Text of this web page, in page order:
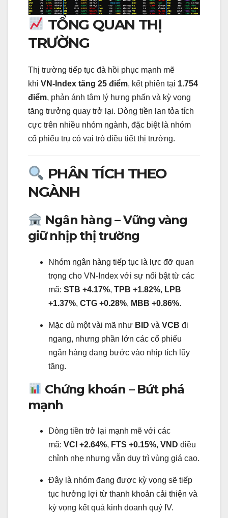
TỔNG QUAN THỊ
TRƯỜNG
Thị trường tiếp tục đà hồi phục mạnh mẽ
khi VN-Index tăng 25 điểm, kết phiên tại 1.754
điểm, phản ánh tâm lý hưng phấn và kỳ vọng
tăng trưởng quay trở lại. Dòng tiền lan tỏa tích
cực trên nhiều nhóm ngành, đặc biệt là nhóm
cổ phiếu trụ có vai trò điều tiết thị trường.
PHÂN TÍCH THEO
NGÀNH
Ngân hàng – Vững vàng
giữ nhịp thị trường
Nhóm ngân hàng tiếp tục là lực đỡ quan
trọng cho VN-Index với sự nổi bật từ các
mã: STB +4.17%, TPB +1.82%, LPB
+1.37%, CTG +0.28%, MBB +0.86%.
Mặc dù một vài mã như BID và VCB đi
ngang, nhưng phần lớn các cổ phiếu
ngân hàng đang bước vào nhịp tích lũy
tăng.
Chứng khoán – Bứt phá
mạnh
Dòng tiền trở lại mạnh mẽ với các
mã: VCI +2.64%, FTS +0.15%, VND điều
chỉnh nhẹ nhưng vẫn duy trì vùng giá cao.
Đây là nhóm đang được kỳ vọng sẽ tiếp
tục hưởng lợi từ thanh khoản cải thiện và
kỳ vọng kết quả kinh doanh quý IV.